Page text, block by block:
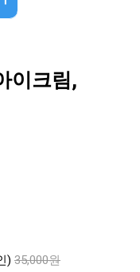
이크림,
) 35,000원